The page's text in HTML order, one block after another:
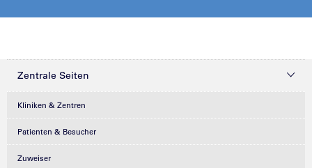
Zentrale Seiten
Kliniken & Zentren
Patienten & Besucher
Zuweiser